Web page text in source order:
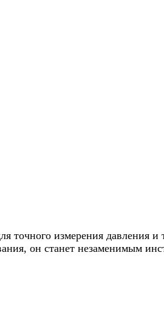
точного измерения давления
он станет незаменимым